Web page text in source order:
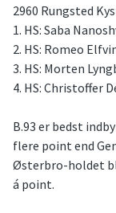
2960 Rungsted
1. HS: Saba
2. HS: Romeo
3. HS: Morten
4. HS: Christoffer
B.93 er bedst
flere point end
Østerbro-holdet
á point.